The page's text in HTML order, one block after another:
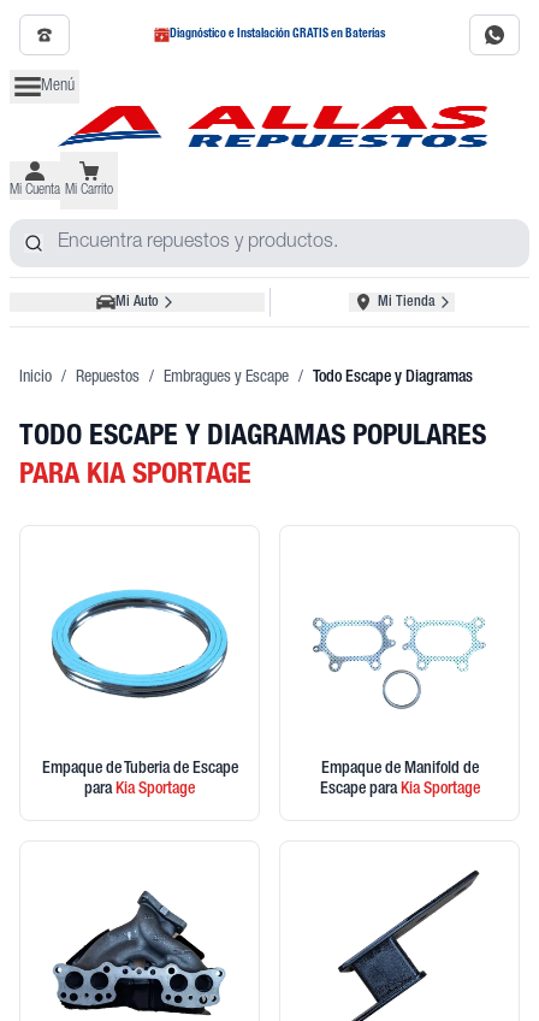
Diagnóstico e Instalación GRATIS en Baterías
Menú
Mi Cuenta Mi Carrito
Mi Auto Mi Tienda
Inicio / Repuestos / Embragues y Escape / Todo Escape y Diagramas
TODO ESCAPE Y DIAGRAMAS POPULARES
PARA KIA SPORTAGE
Empaque de Tuberia de Escape
paraKiaSportage
Empaque de Manifold de
Escape paraKiaSportage